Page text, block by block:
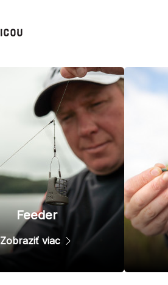
Feeder
Zobraziť viac